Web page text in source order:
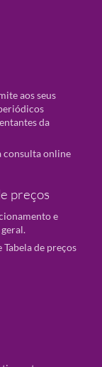
aos seus
da
consulta online
preços
e
de preços